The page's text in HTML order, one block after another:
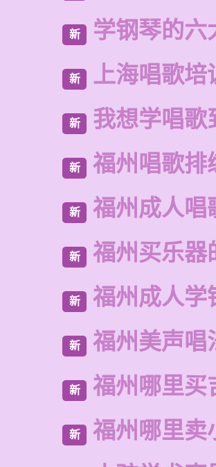
新 学钢琴的六
新 上海唱歌培
新 我想学唱歌
新 福州唱歌排
新 福州成人唱
新 福州买乐器
新 福州成人学
新 福州美声唱
新 福州哪里买
新 福州哪里卖